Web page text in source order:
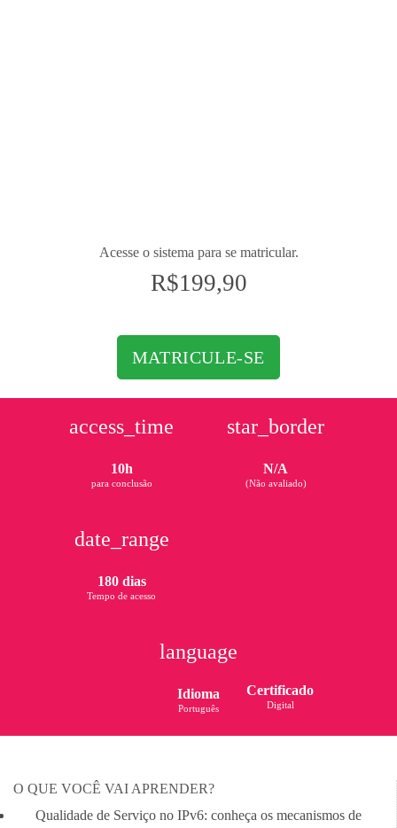
Acesse o sistema para se matricular.
R$199,90
MATRICULE-SE
access_time
10h
para conclusão
star_border
N/A
(Não avaliado)
date_range
180 dias
Tempo de acesso
Certificado
Digital
language
Idioma
Português
O QUE VOCÊ VAI APRENDER?
Qualidade de Serviço no IPv6: conheça os mecanismos de